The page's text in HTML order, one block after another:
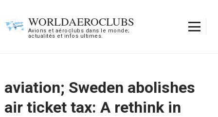
contenu
WORLDAEROCLUBS
Avions et aéroclubs dans le monde;
actualités et infos ultimes.
aviation; Sweden abolishes
air ticket tax: A rethink in